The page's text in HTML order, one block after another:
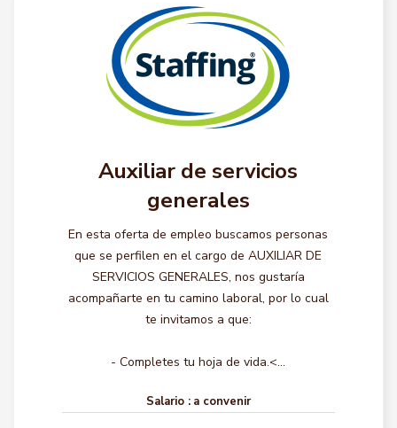
Auxiliar de servicios
generales
En esta oferta de empleo buscamos personas
que se perfilen en el cargo de AUXILIAR DE
SERVICIOS GENERALES, nos gustaría
acompañarte en tu camino laboral, por lo cual
te invitamos a que:
- Completes tu hoja de vida.<...
Salario : a convenir